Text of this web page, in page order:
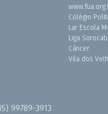
Colégio
Lar Escola
Liga
Câncer
Vila dos
99789-3913